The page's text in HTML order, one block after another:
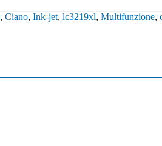
, Ciano, Ink-jet, lc3219xl, Multifunzione,